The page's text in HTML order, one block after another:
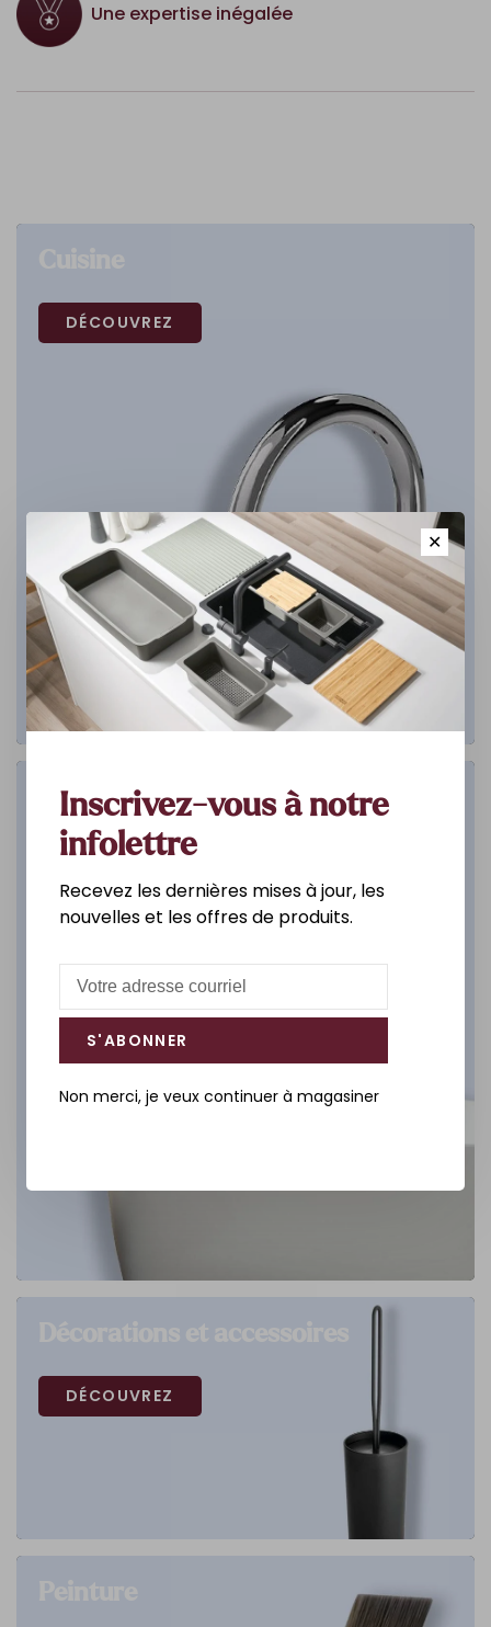
Une expertise inégalée
DÉCOUVREZ
Salle de bain
DÉCOUVREZ
DÉCOUVREZ
✕
Inscrivez-vous à notre
infolettre
Recevez les dernières mises à jour, les
nouvelles et les offres de produits.
S'ABONNER
Non merci, je veux continuer à magasiner